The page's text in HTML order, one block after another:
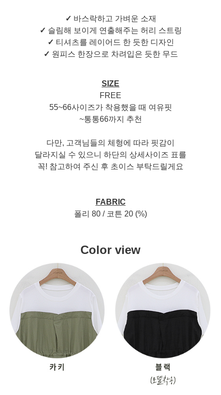
✓ 바스락하고 가벼운 소재
✓ 슬림해 보이게 연출해주는 허리 스트링
✓ 티셔츠를 레이어드 한 듯한 디자인
✓ 원피스 한장으로 차려입은 듯한 무드
SIZE
FREE
55~66사이즈가 착용했을 때 여유핏
~통통66까지 추천
다만, 고객님들의 체형에 따라 핏감이
달라지실 수 있으니 하단의 상세사이즈 표를
꼭! 참고하여 주신 후 초이스 부탁드릴게요
FABRIC
폴리 80 / 코튼 20 (%)
Color view